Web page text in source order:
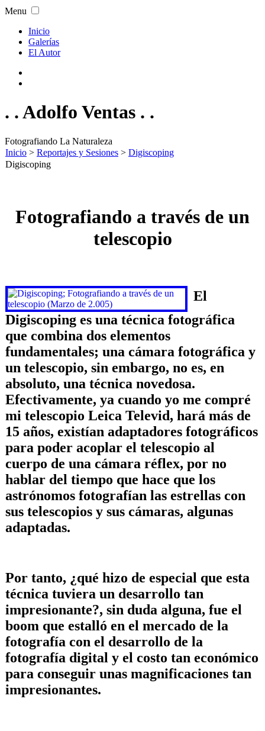
Menu
Inicio
Galerías
El Autor
. . Adolfo Ventas . .
Fotografiando La Naturaleza
Inicio > Reportajes y Sesiones > Digiscoping
Digiscoping
Fotografiando a través de un
telescopio
El
Digiscoping es una técnica fotográfica
que combina dos elementos
fundamentales; una cámara fotográfica y
un telescopio, sin embargo, no es, en
absoluto, una técnica novedosa.
Efectivamente, ya cuando yo me compré
mi telescopio Leica Televid, hará más de
15 años, existían adaptadores fotográficos
para poder acoplar el telescopio al
cuerpo de una cámara réflex, por no
hablar del tiempo que hace que los
astrónomos fotografían las estrellas con
sus telescopios y sus cámaras, algunas
adaptadas.
Por tanto, ¿qué hizo de especial que esta
técnica tuviera un desarrollo tan
impresionante?, sin duda alguna, fue el
boom que estalló en el mercado de la
fotografía con el desarrollo de la
fotografía digital y el costo tan económico
para conseguir unas magnificaciones tan
impresionantes.